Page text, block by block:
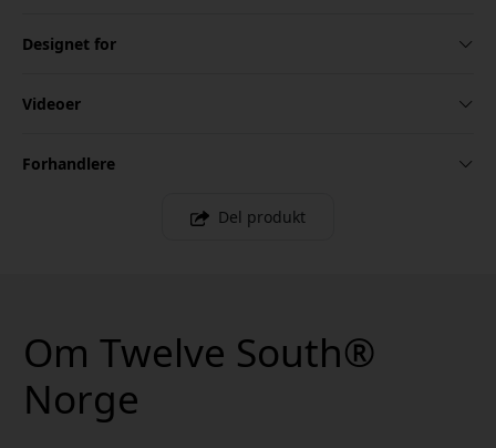
Designet for
Videoer
Forhandlere
Del produkt
Om Twelve South®
Norge